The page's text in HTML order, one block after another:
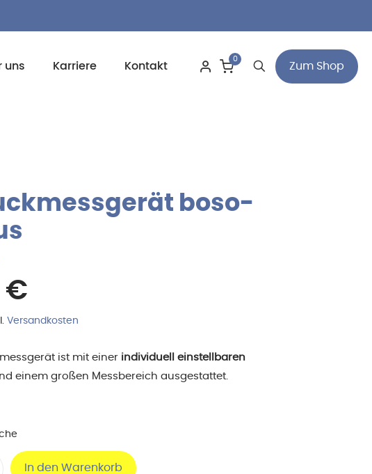
uns Karriere Kontakt
0
Zum Shop
boso-
€
Versandkosten
ist mit einer individuell einstellbaren
einem großen Messbereich ausgestattet.
In den Warenkorb